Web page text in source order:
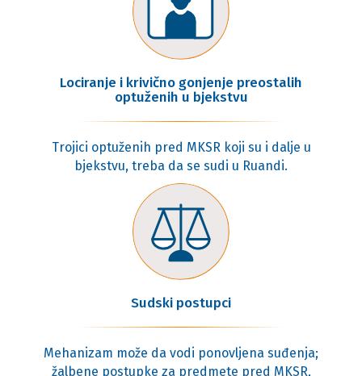
Lociranje i krivično gonjenje preostalih
optuženih u bjekstvu
Trojici optuženih pred MKSR koji su i dalje u
bjekstvu, treba da se sudi u Ruandi.
Sudski postupci
Mehanizam može da vodi ponovljena suđenja;
žalbene postupke za predmete pred MKSR,